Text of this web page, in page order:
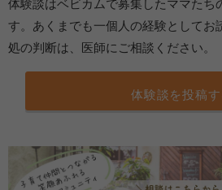
体験談はベビカムで募集したママたち
す。あくまでも一個人の経験としてお
処の判断は、医師にご相談ください。
体験談を投稿す